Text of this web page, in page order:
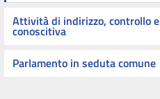
Attività di indirizzo, controllo e
conoscitiva
Parlamento in seduta comune